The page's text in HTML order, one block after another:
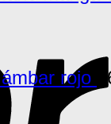
rojo